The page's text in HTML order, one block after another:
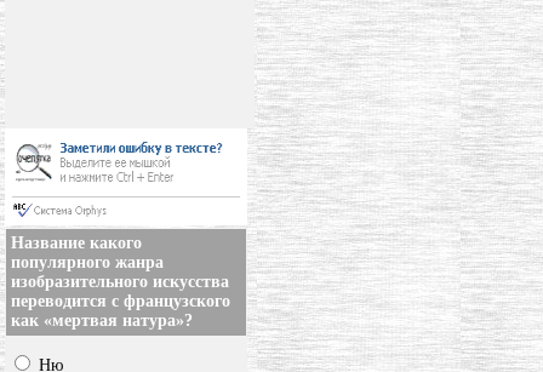
Название какого
популярного жанра
изобразительного искусства
переводится с французского
как «мертвая натура»?
Ню